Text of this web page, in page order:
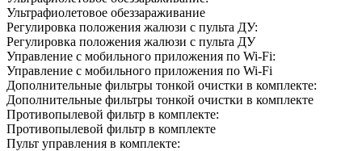
Ультрафиолетовое обеззараживание
Регулировка положения жалюзи с пульта ДУ:
Регулировка положения жалюзи с пульта ДУ
Управление c мобильного приложения по Wi-Fi:
Управление c мобильного приложения по Wi-Fi
Дополнительные фильтры тонкой очистки в комплекте:
Дополнительные фильтры тонкой очистки в комплекте
Противопылевой фильтр в комплекте:
Противопылевой фильтр в комплекте
Пульт управления в комплекте: